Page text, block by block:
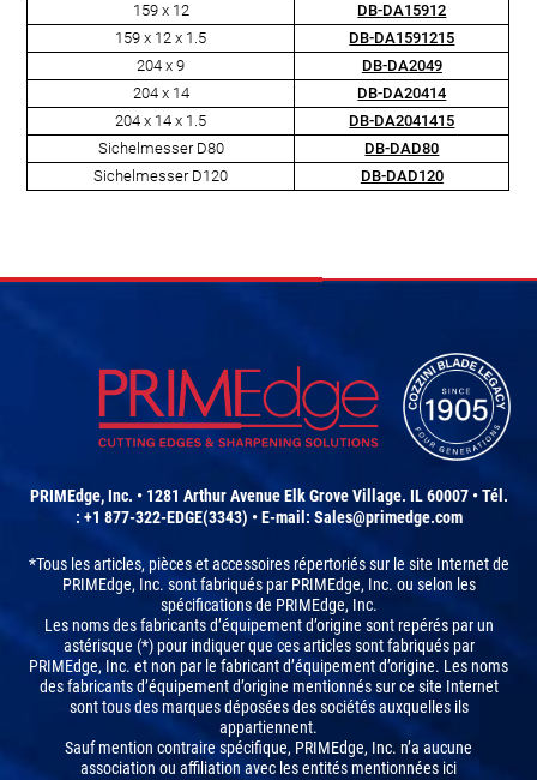
159 x 12
DB-DA15912
159 x 12 x 1.5
DB-DA1591215
204 x 9
DB-DA2049
204 x 14
DB-DA20414
204 x 14 x 1.5
DB-DA2041415
Sichelmesser D80
DB-DAD80
Sichelmesser D120
DB-DAD120
PRIMEdge, Inc. • 1281 Arthur Avenue Elk Grove Village. IL 60007 • Tél.
: +1 877-322-EDGE(3343) • E-mail: Sales@primedge.com
*Tous les articles, pièces et accessoires répertoriés sur le site Internet de
PRIMEdge, Inc. sont fabriqués par PRIMEdge, Inc. ou selon les
spécifications de PRIMEdge, Inc.
Les noms des fabricants d’équipement d’origine sont repérés par un
astérisque (*) pour indiquer que ces articles sont fabriqués par
PRIMEdge, Inc. et non par le fabricant d’équipement d’origine. Les noms
des fabricants d’équipement d’origine mentionnés sur ce site Internet
sont tous des marques déposées des sociétés auxquelles ils
appartiennent.
Sauf mention contraire spécifique, PRIMEdge, Inc. n’a aucune
association ou affiliation avec les entités mentionnées ici